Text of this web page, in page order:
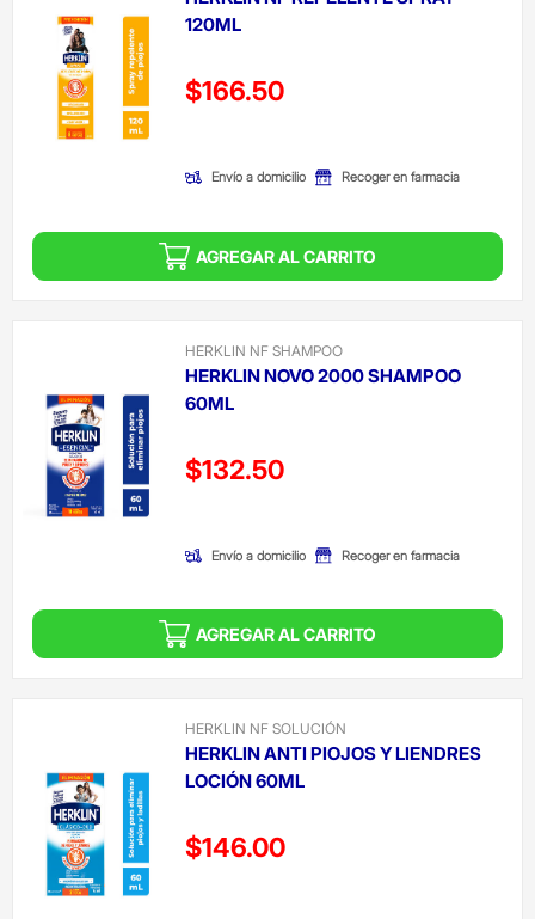
120ML
Precio reducido de
$166.50
Envío a domicilio Recoger en farmacia
AGREGAR AL CARRITO
HERKLIN NF SHAMPOO
HERKLIN NOVO 2000 SHAMPOO
60ML
Precio reducido de
$132.50
Envío a domicilio Recoger en farmacia
AGREGAR AL CARRITO
HERKLIN NF SOLUCIÓN
HERKLIN ANTI PIOJOS Y LIENDRES
LOCIÓN 60ML
Precio reducido de
$146.00